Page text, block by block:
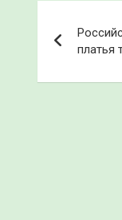
по
платья